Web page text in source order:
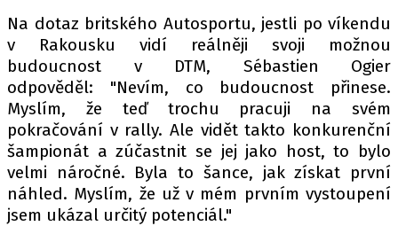
Pošlete e-mail na autoroad.cz
ETICKÝ KODEX
KONTAKT
VYDAVATEL
INZERCE
OSOBNÍ ÚDAJE / COOKIES
Na dotaz britského Autosportu, jestli po víkendu
v Rakousku vidí reálněji svoji možnou
budoucnost v DTM, Sébastien Ogier
odpověděl: "Nevím, co budoucnost přinese.
Myslím, že teď trochu pracuji na svém
pokračování v rally. Ale vidět takto konkurenční
šampionát a zúčastnit se jej jako host, to bylo
velmi náročné. Byla to šance, jak získat první
náhled. Myslím, že už v mém prvním vystoupení
jsem ukázal určitý potenciál."